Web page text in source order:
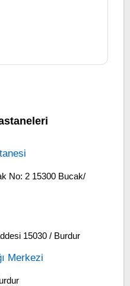
No: 2 15300 Bucak/
15030 / Burdur
Merkezi